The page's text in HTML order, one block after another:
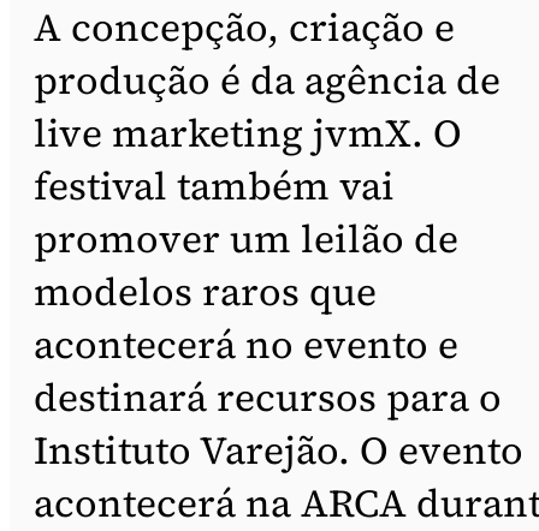
A concepção, criação e
produção é da agência de
live marketing jvmX. O
festival também vai
promover um leilão de
modelos raros que
acontecerá no evento e
destinará recursos para o
Instituto Varejão. O evento
acontecerá na ARCA